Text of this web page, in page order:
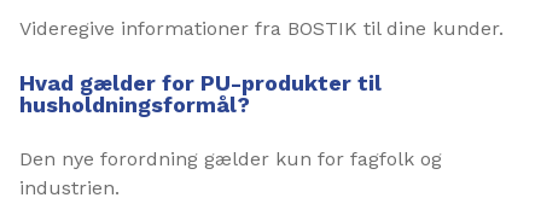
Videregive informationer fra BOSTIK til dine kunder.
Hvad gælder for PU-produkter til
husholdningsformål?
Den nye forordning gælder kun for fagfolk og
industrien.